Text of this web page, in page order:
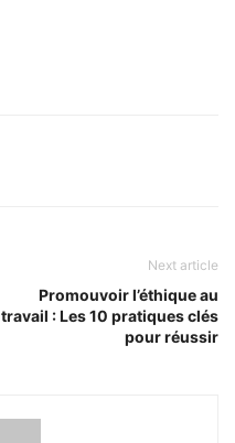
Next article
Promouvoir l’éthique au
travail : Les 10 pratiques clés
pour réussir